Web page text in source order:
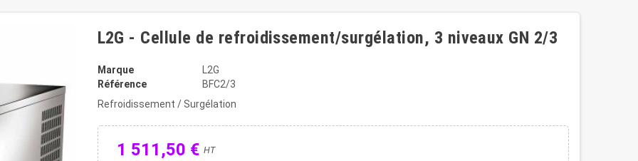
L2G - Cellule de refroidissement/surgélation, 3 niveaux GN 2/3
Marque
L2G
Référence
BFC2/3
Refroidissement / Surgélation
1 511,50 € HT